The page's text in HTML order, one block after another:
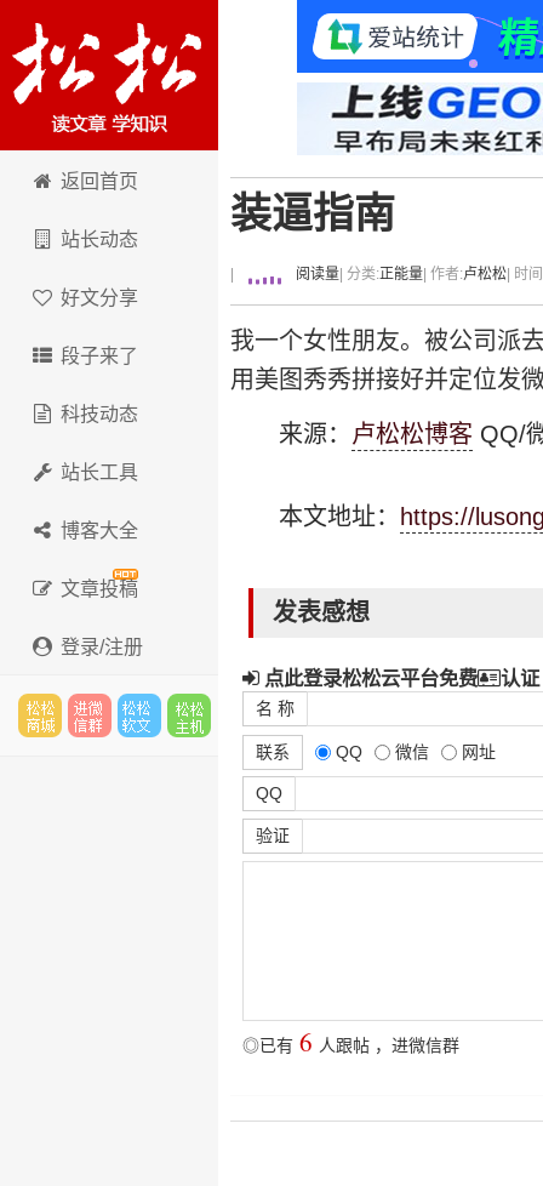
卢松松博客
返回首页
站长动态
好文分享
段子来了
科技动态
站长工具
博客大全
文章投稿
登录/注册
装逼指南
阅读量 | 分类:正能量 | 作者:卢松松 | 时
我一个女性朋友。被公司派
用美图秀秀拼接好并定位发
来源： 卢松松博客 QQ/
本文地址： https://
发表感想
点此登录松松云平台免费 认证
名 称
联系 QQ 微信 网址
QQ
验证
◎已有 6 人跟帖 ， 进微信群